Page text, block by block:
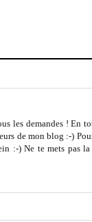
les demandes ! En
de mon blog :-)
:-) Ne te mets pas